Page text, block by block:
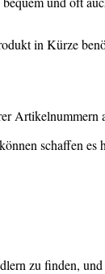
in Kürze
schaffen
zu finden,